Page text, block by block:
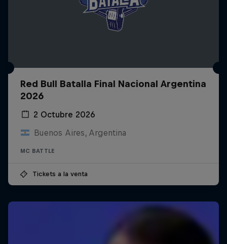
Red Bull Batalla Final Nacional Argentina
2026
2 Octubre 2026
Buenos Aires, Argentina
MC BATTLE
Tickets a la venta